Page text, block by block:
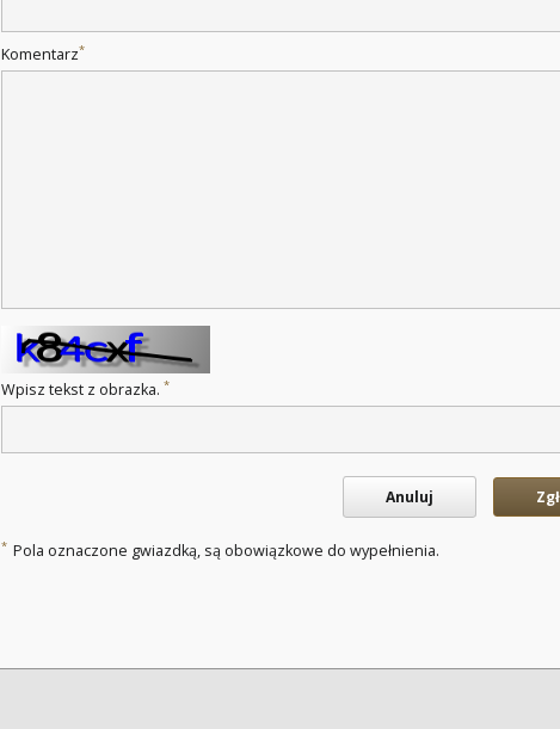
Komentarz*
Wpisz tekst z obrazka. *
Anuluj
* Pola oznaczone gwiazdką, są obowiązkowe do wypełnienia.